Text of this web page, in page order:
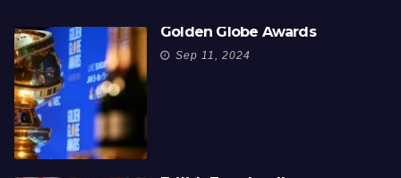
Golden Globe Awards
Sep 11, 2024